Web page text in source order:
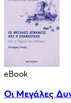
eBook
Οι Μεγάλες